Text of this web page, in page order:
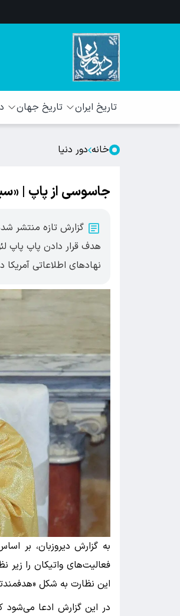
تاریخ ایران تاریخ جهان
خانه دور دنیا
جاسوسی از پاپ |
گزارش تازه‌ منتشر
هدف قرار دادن پاپ پاپ
نهادهای اطلاعاتی
به گزارش دیروزبان، بر
فعالیت‌های واتیکان را زیر
این نظارت به شکل
در این گزارش ادعا می‌شود